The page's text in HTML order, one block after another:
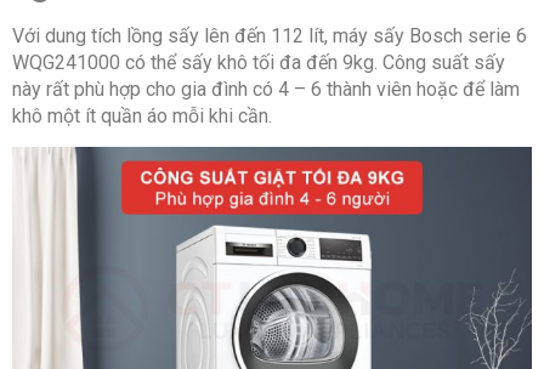
Chương
trình
đặc biệt
Sấy đồ dày
Sấy để tủ Plus
Sấy nhẹ nhàng
Chống nhăn
Sấy nửa tải
Với dung tích lồng sấy lên đến 112 lít, máy sấy Bosch serie 6
WQG241000 có thể sấy khô tối đa đến 9kg. Công suất sấy
này rất phù hợp cho gia đình có 4 – 6 thành viên hoặc để làm
khô một ít quần áo mỗi khi cần.